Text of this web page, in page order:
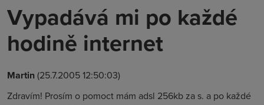
Vypadává mi po každé
hodině internet
Martin(25.7.2005 12:50:03)
Zdravím! Prosím o pomoct mám adsl 256kb za s. a po každé